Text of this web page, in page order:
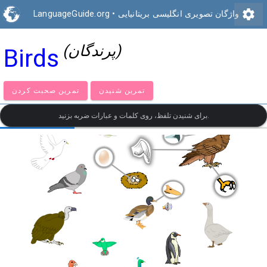
LanguageGuide.org • واژگان تصویری انگلیسی بریتانیایی settings
Birds (پرندگان)
تمرین صحبت کردن تمرین شنیدن
برای شنیدن تلفظ، روی کلمات و عبارات ضربه بزنید.